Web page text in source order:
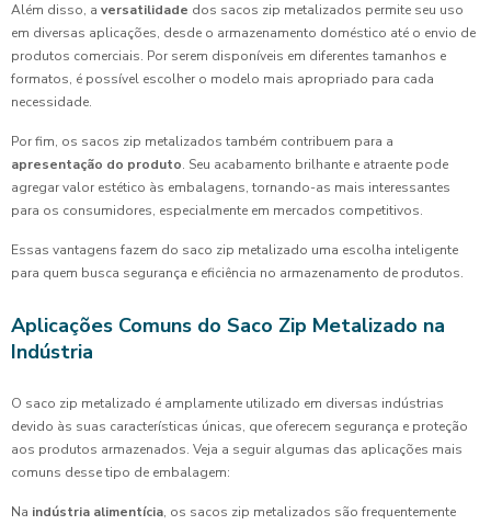
Além disso, a versatilidade dos sacos zip metalizados permite seu uso
em diversas aplicações, desde o armazenamento doméstico até o envio de
produtos comerciais. Por serem disponíveis em diferentes tamanhos e
formatos, é possível escolher o modelo mais apropriado para cada
necessidade.
Por fim, os sacos zip metalizados também contribuem para a
apresentação do produto. Seu acabamento brilhante e atraente pode
agregar valor estético às embalagens, tornando-as mais interessantes
para os consumidores, especialmente em mercados competitivos.
Essas vantagens fazem do saco zip metalizado uma escolha inteligente
para quem busca segurança e eficiência no armazenamento de produtos.
Aplicações Comuns do Saco Zip Metalizado na
Indústria
O saco zip metalizado é amplamente utilizado em diversas indústrias
devido às suas características únicas, que oferecem segurança e proteção
aos produtos armazenados. Veja a seguir algumas das aplicações mais
comuns desse tipo de embalagem:
Na indústria alimentícia, os sacos zip metalizados são frequentemente